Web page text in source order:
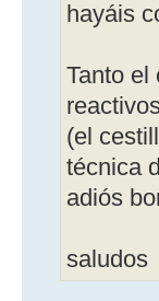
hayáis
Tanto el
(el
técnica
adiós
saludos